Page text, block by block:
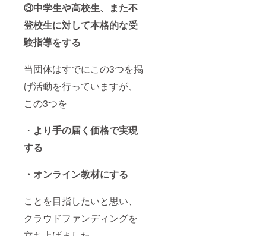
③中学生や高校生、また不
登校生に対して本格的な受
験指導をする
当団体はすでにこの3つを掲
げ活動を行っていますが、
この3つを
・ より手の届く価格で実現
する
・オンライン教材にする
ことを目指したいと思い、
クラウドファンディングを